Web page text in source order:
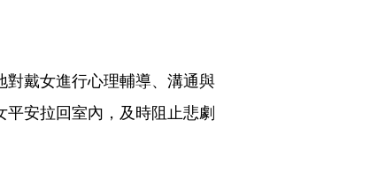
戴女進行心理輔導、溝通與
安拉回室內，及時阻止悲劇